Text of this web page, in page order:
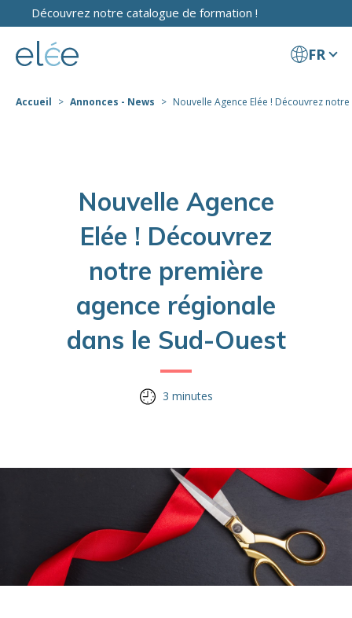
Découvrez notre catalogue de formation !
FR
Accueil Annonces - News Nouvelle Agence Elée ! Découvrez notre
Nouvelle Agence
Elée ! Découvrez
notre première
agence régionale
dans le Sud-Ouest
3 minutes